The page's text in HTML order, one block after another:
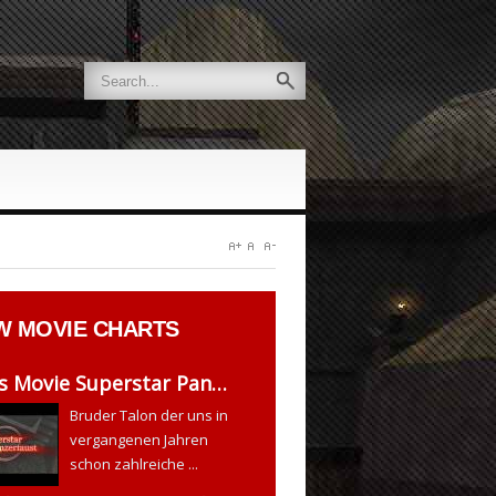
MOVIE CHARTS
Movie Superstar Pan…
Bruder Talon der uns in
vergangenen Jahren
schon zahlreiche ...